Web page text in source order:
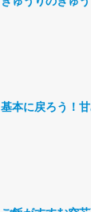
基本に戻ろう！